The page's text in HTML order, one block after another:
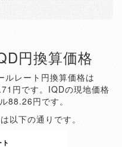
円換算価格
レート円換算価格は
円です。IQDの現地価格
88.26円です。
以下の通りです。